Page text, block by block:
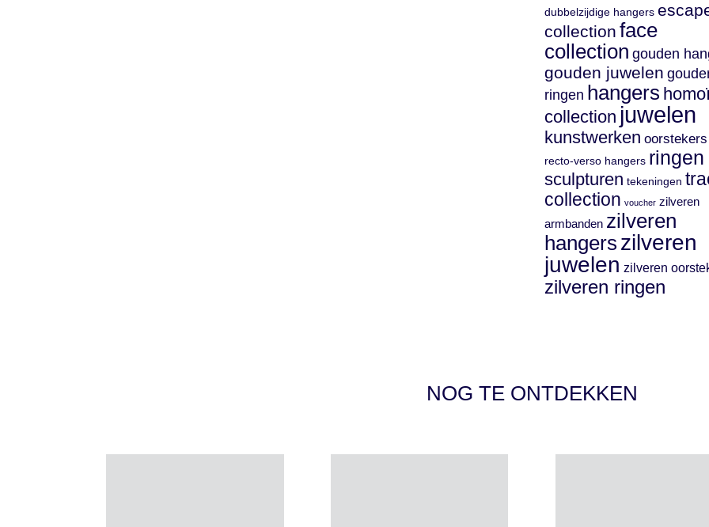
dubbelzijdige hangers
collection face
collection gouden
gouden juwelen
ringen hangers
collection juwelen
kunstwerken oorstekers
recto-verso hangers ringen
sculpturen tekeningen
collection voucher zilveren
armbanden zilveren
hangers zilveren
juwelen zilveren
zilveren ringen
NOG TE ONTDEKKEN